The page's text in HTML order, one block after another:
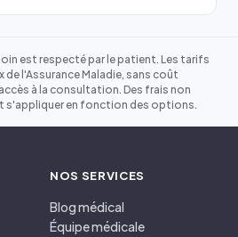
est respecté par le patient. Les tarifs
de l'Assurance Maladie, sans coût
à la consultation. Des frais non
s'appliquer en fonction des options.
NOS SERVICES
Blog médical
Équipe médicale